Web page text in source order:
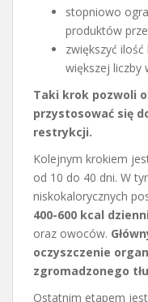
stopniowo
produktów
zwiększyć
większej liczby
Taki krok pozwoli
przystosować się
restrykcji.
Kolejnym krokiem
od 10 do 40 dni. W
niskokalorycznych
400-600 kcal
oraz owoców.
oczyszczenie
zgromadzonego
Ostatnim etapem jest